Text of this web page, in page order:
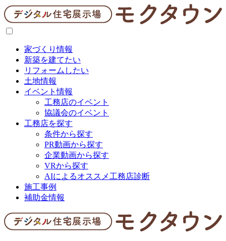
家づくり情報
新築を建てたい
リフォームしたい
土地情報
イベント情報
工務店のイベント
協議会のイベント
工務店を探す
条件から探す
PR動画から探す
企業動画から探す
VRから探す
AIによるオススメ工務店診断
施工事例
補助金情報